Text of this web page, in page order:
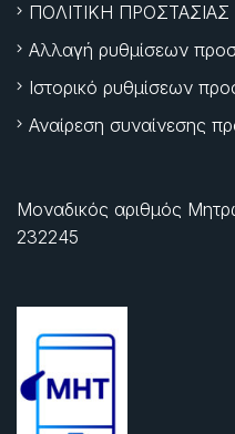
ΠΟΛΙΤΙΚΗ
Αλλαγή ρυθμίσεων
Ιστορικό ρυθμίσεων
Αναίρεση συναίνεσης
Μοναδικός αριθμός
232245